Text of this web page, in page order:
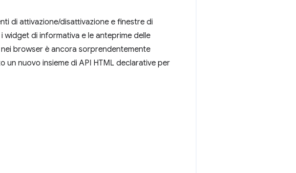
di attivazione/disattivazione e finestre di
di informativa e le anteprime delle
browser è ancora sorprendentemente
un nuovo insieme di API HTML declarative per